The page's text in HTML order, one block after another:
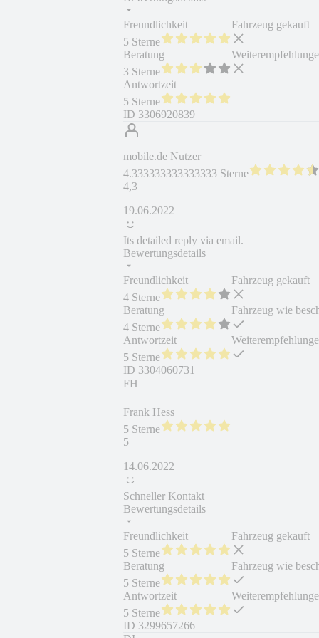
Freundlichkeit
5 Sterne
Beratung
3 Sterne
Antwortzeit
5 Sterne
Fahrzeug gekauft
ID 3306920839
mobile.de Nutzer
4.333333333333333 Sterne
4,3
19.06.2022
Its detailed reply via email.
Bewertungsdetails
Freundlichkeit
4 Sterne
Beratung
4 Sterne
Antwortzeit
5 Sterne
Fahrzeug gekauft
Fahrzeug wie
ID 3304060731
FH
Frank Hess
5 Sterne
5
14.06.2022
Schneller Kontakt
Bewertungsdetails
Freundlichkeit
5 Sterne
Beratung
5 Sterne
Antwortzeit
5 Sterne
Fahrzeug gekauft
Fahrzeug wie
ID 3299657266